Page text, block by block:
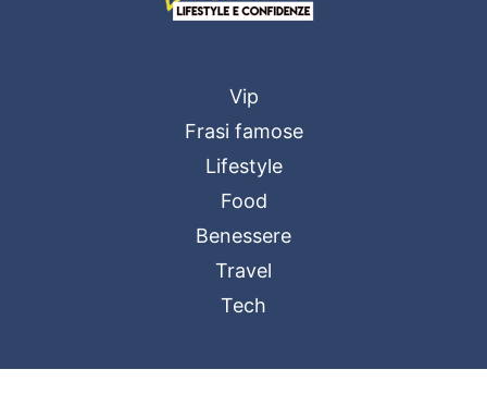
Vip
Frasi famose
Lifestyle
Food
Benessere
Travel
Tech